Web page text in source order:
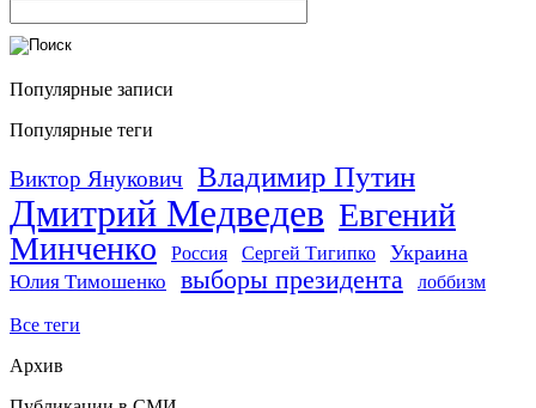
Популярные записи
Популярные теги
Виктор Янукович Владимир Путин
Дмитрий Медведев Евгений
Минченко
Россия Сергей Тигипко Украина
Юлия Тимошенко выборы президента лоббизм
Все теги
Архив